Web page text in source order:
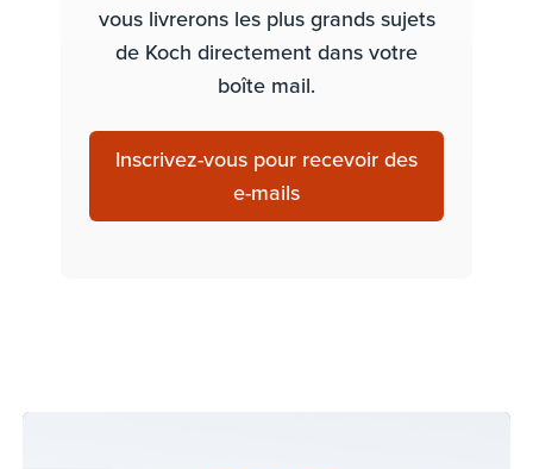
vous livrerons les plus grands sujets
de Koch directement dans votre
boîte mail.
Inscrivez-vous pour recevoir des
e-mails